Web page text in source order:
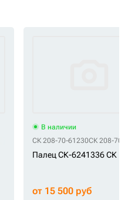
В наличии
СК 208-70-61230СК 208-70-
Палец СК-6241336 СК
от 15 500 руб